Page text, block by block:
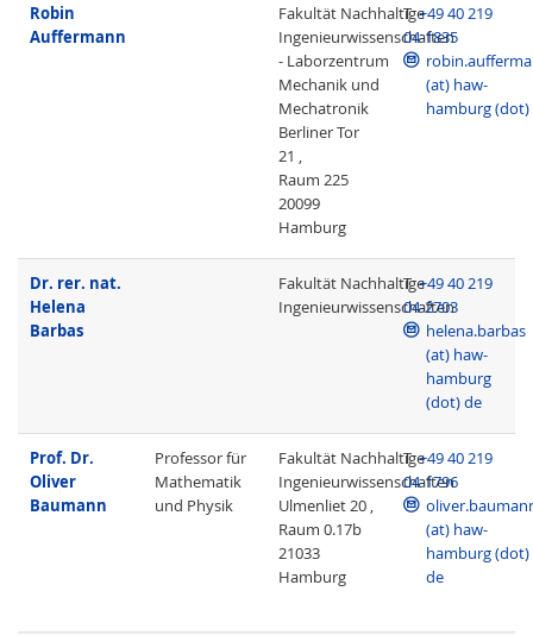
Robin
Auffermann
Fakultät Nachhaltige
Ingenieurwissenschaften
- Laborzentrum
Mechanik und
Mechatronik
Berliner Tor
21 ,
Raum 225
20099
Hamburg
T +49 40 219
04-1835
(at) haw-
hamburg (dot)
Dr. rer. nat.
Helena
Barbas
Fakultät Nachhaltige
Ingenieurwissenschaften
T +49 40 219
04-2703
helena.barbas
(at) haw-
hamburg
(dot) de
Prof. Dr.
Oliver
Baumann
Professor für
Mathematik
und Physik
Fakultät Nachhaltige
Ingenieurwissenschaften
Ulmenliet 20 ,
Raum 0.17b
21033
Hamburg
T +49 40 219
04-1796
(at) haw-
hamburg (dot)
de